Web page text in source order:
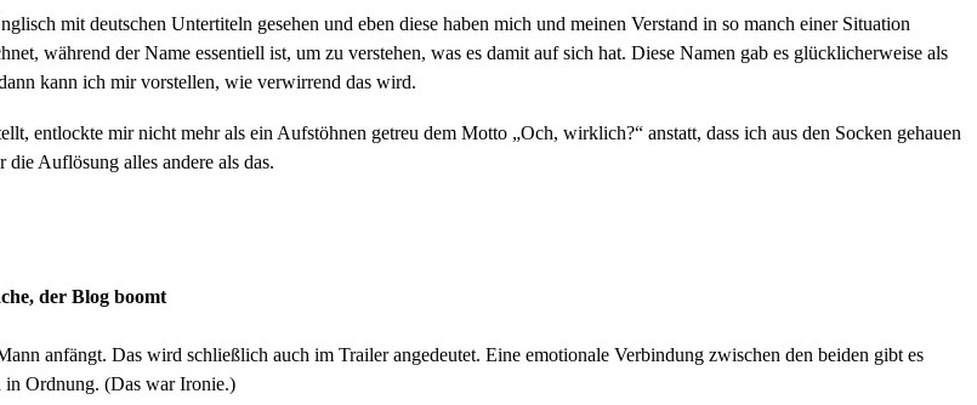
mit deutschen Untertiteln gesehen und eben diese haben mich und meinen Verstand in so manch einer Situation
während der Name essentiell ist, um zu verstehen, was es damit auf sich hat. Diese Namen gab es glücklicherweise als
kann ich mir vorstellen, wie verwirrend das wird.
entlockte mir nicht mehr als ein Aufstöhnen getreu dem Motto „Och, wirklich?“ anstatt, dass ich aus den Socken gehauen
Auflösung alles andere als das.
der Blog boomt
anfängt. Das wird schließlich auch im Trailer angedeutet. Eine emotionale Verbindung zwischen den beiden gibt es
in Ordnung. (Das war Ironie.)